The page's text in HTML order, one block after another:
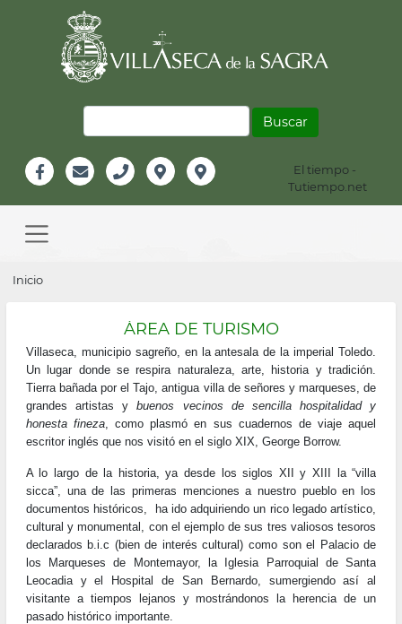
Información
Header
El tiempo -
Tutiempo.net
navigation
Sobrescribir
ayuda
navegación
Inicio
ÁREA DE TURISMO
Villaseca, municipio sagreño, en la antesala de la imperial Toledo.
Un lugar donde se respira naturaleza, arte, historia y tradición.
Tierra bañada por el Tajo, antigua villa de señores y marqueses, de
grandes artistas ybuenos vecinos de sencilla hospitalidad y
honesta fineza, como plasmó en sus cuadernos de viaje aquel
escritor inglés que nos visitó en el siglo XIX, George Borrow.
A lo largo de la historia, ya desde los siglos XII y XIII la “villa
sicca”, una de las primeras menciones a nuestro pueblo en los
documentos históricos, ha ido adquiriendo un rico legado artístico,
cultural y monumental, con el ejemplo de sus tres valiosos tesoros
declarados b.i.c (bien de interés cultural) como son el Palacio de
los Marqueses de Montemayor, la Iglesia Parroquial de Santa
Leocadia y el Hospital de San Bernardo, sumergiendo así al
visitante a tiempos lejanos y mostrándonos la herencia de un
pasado histórico importante.